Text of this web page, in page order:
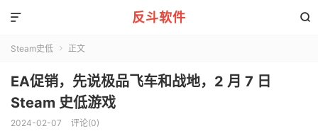
反斗软件 

Steam史低  正文
EA促销，先说极品飞车和战地，2 月 7 日
Steam 史低游戏
2024-02-07 评论(0)